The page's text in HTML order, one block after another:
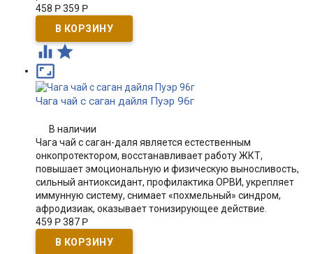
458 Р 359 Р
 

Чага чай с саган дайля Пуэр 96г
В наличии
Чага чай с саган-даля является естественным
онкопротектором, восстанавливает работу ЖКТ,
повышает эмоциональную и физическую выносливость,
сильный антиоксидант, профилактика ОРВИ, укрепляет
иммунную систему, снимает «похмельный» синдром,
афродизиак, оказывает тонизирующее действие.
459 Р 387 Р